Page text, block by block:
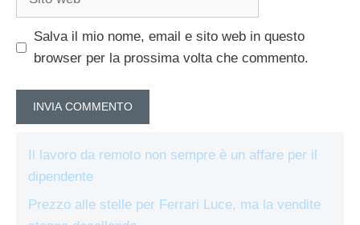
Salva il mio nome, email e sito web in questo
browser per la prossima volta che commento.
Il lavoro da remoto non sempre è un affare per il
dipendente
Prezzo alle stelle per Ferrari Luce, ma la vendite